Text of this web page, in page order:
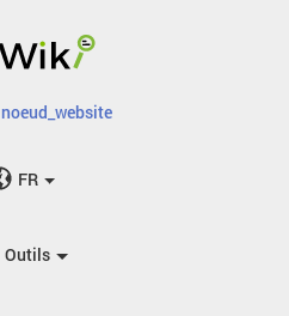
noeud_website
FR
Outils